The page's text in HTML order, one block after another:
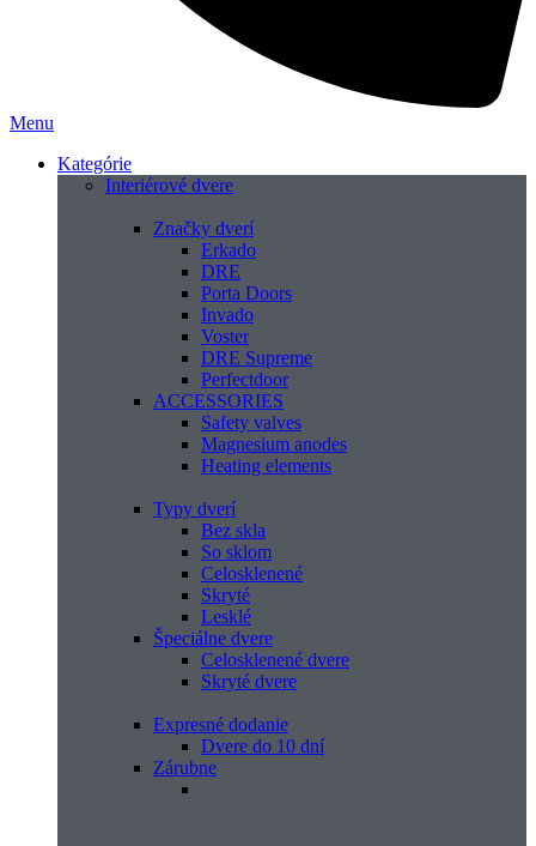
Menu
Kategórie
Interiérové dvere
Značky dverí
Erkado
DRE
Porta Doors
Invado
Voster
DRE Supreme
Perfectdoor
ACCESSORIES
Safety valves
Magnesium anodes
Heating elements
Typy dverí
Bez skla
So sklom
Celosklenené
Skryté
Lesklé
Špeciálne dvere
Celosklenené dvere
Skryté dvere
Expresné dodanie
Dvere do 10 dní
Zárubne